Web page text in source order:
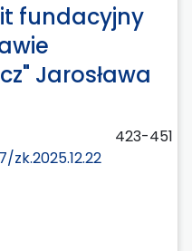
fundacyjny
Jarosława
423-451
zk.2025.12.22